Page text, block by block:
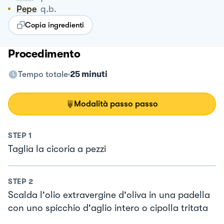
Pepe q.b.
Copia ingredienti
Procedimento
Tempo totale 25 minuti
Modalità passo passo
STEP 1
Taglia la cicoria a pezzi
STEP 2
Scalda l'olio extravergine d'oliva in una padella
con uno spicchio d'aglio intero o cipolla tritata